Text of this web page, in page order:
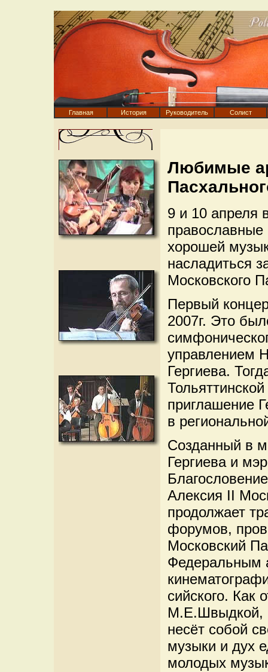
Главная История Руководитель Солист
Любимые
9 и 10 апреля
хорошей
насладиться
Московского
Первый
2007г. Это
управлением
Гергиева.
приглашение
в
Созданный в
Гергиева и
Алексия II
продолжает
форумов,
Московский
Федеральным
сийского. Как
М.Е.Швыдкой,
несёт собой
музыки и дух
молодых